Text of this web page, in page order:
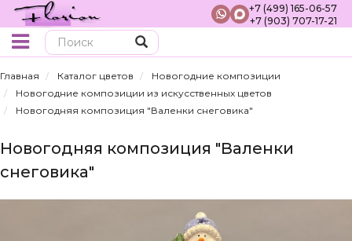
+7 (499) 165-06-57
+7 (903) 707-17-21
Главная Каталог цветов
Новогодние композиции
Новогодние композиции из искусственных цветов
Новогодняя композиция "Валенки снеговика"
Новогодняя композиция "Валенки
снеговика"